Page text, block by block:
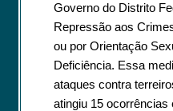
Governo do Distrito
Repressão aos
ou por Orientação
Deficiência. Essa
ataques contra
atingiu 15